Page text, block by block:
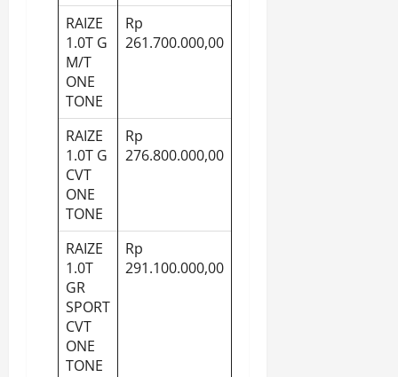
RAIZE
1.0T G
M/T
ONE
TONE
Rp
261.700.000,00
RAIZE
1.0T G
CVT
ONE
TONE
Rp
276.800.000,00
RAIZE
1.0T
GR
SPORT
CVT
ONE
TONE
Rp
291.100.000,00